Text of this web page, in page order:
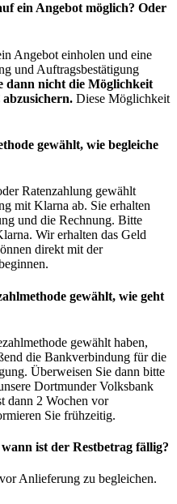
ein Angebot möglich? Oder
Angebot einholen und eine
und Auftragsbestätigung
dann nicht die Möglichkeit
abzusichern. Diese Möglichkeit
gewählt, wie begleiche
Ratenzahlung gewählt
mit Klarna ab. Sie erhalten
und die Rechnung. Bitte
Wir erhalten das Geld
direkt mit der
gewählt, wie geht
gewählt haben,
die Bankverbindung für die
Überweisen Sie dann bitte
Dortmunder Volksbank
dann 2 Wochen vor
Sie frühzeitig.
ist der Restbetrag fällig?
Anlieferung zu begleichen.